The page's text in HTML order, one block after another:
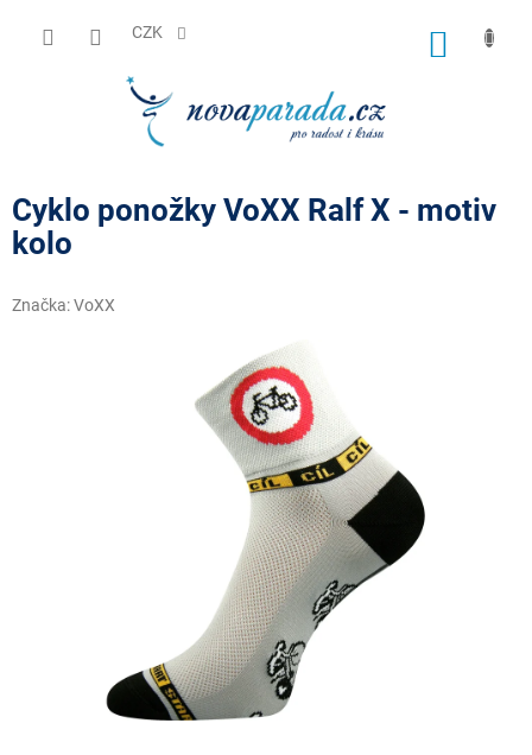
CZK
Cyklo ponožky VoXX Ralf X - motiv
kolo
Značka:VoXX